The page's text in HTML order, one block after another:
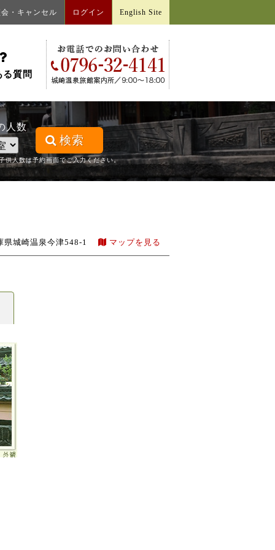
・キャンセル ログイン English Site
る質問
人数
検索
供人数は予約画面でご入力ください。
県城崎温泉今津548-1 マップを見る